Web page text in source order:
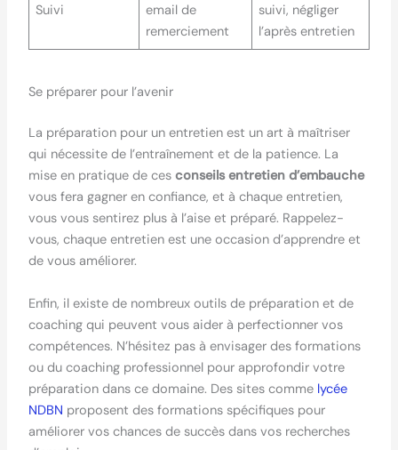
Suivi
email de
remerciement
suivi, négliger
l’après entretien
Se préparer pour l’avenir
La préparation pour un entretien est un art à maîtriser
qui nécessite de l’entraînement et de la patience. La
mise en pratique de ces conseils entretien d’embauche
vous fera gagner en confiance, et à chaque entretien,
vous vous sentirez plus à l’aise et préparé. Rappelez-
vous, chaque entretien est une occasion d’apprendre et
de vous améliorer.
Enfin, il existe de nombreux outils de préparation et de
coaching qui peuvent vous aider à perfectionner vos
compétences. N’hésitez pas à envisager des formations
ou du coaching professionnel pour approfondir votre
préparation dans ce domaine. Des sites comme lycée
NDBN proposent des formations spécifiques pour
améliorer vos chances de succès dans vos recherches